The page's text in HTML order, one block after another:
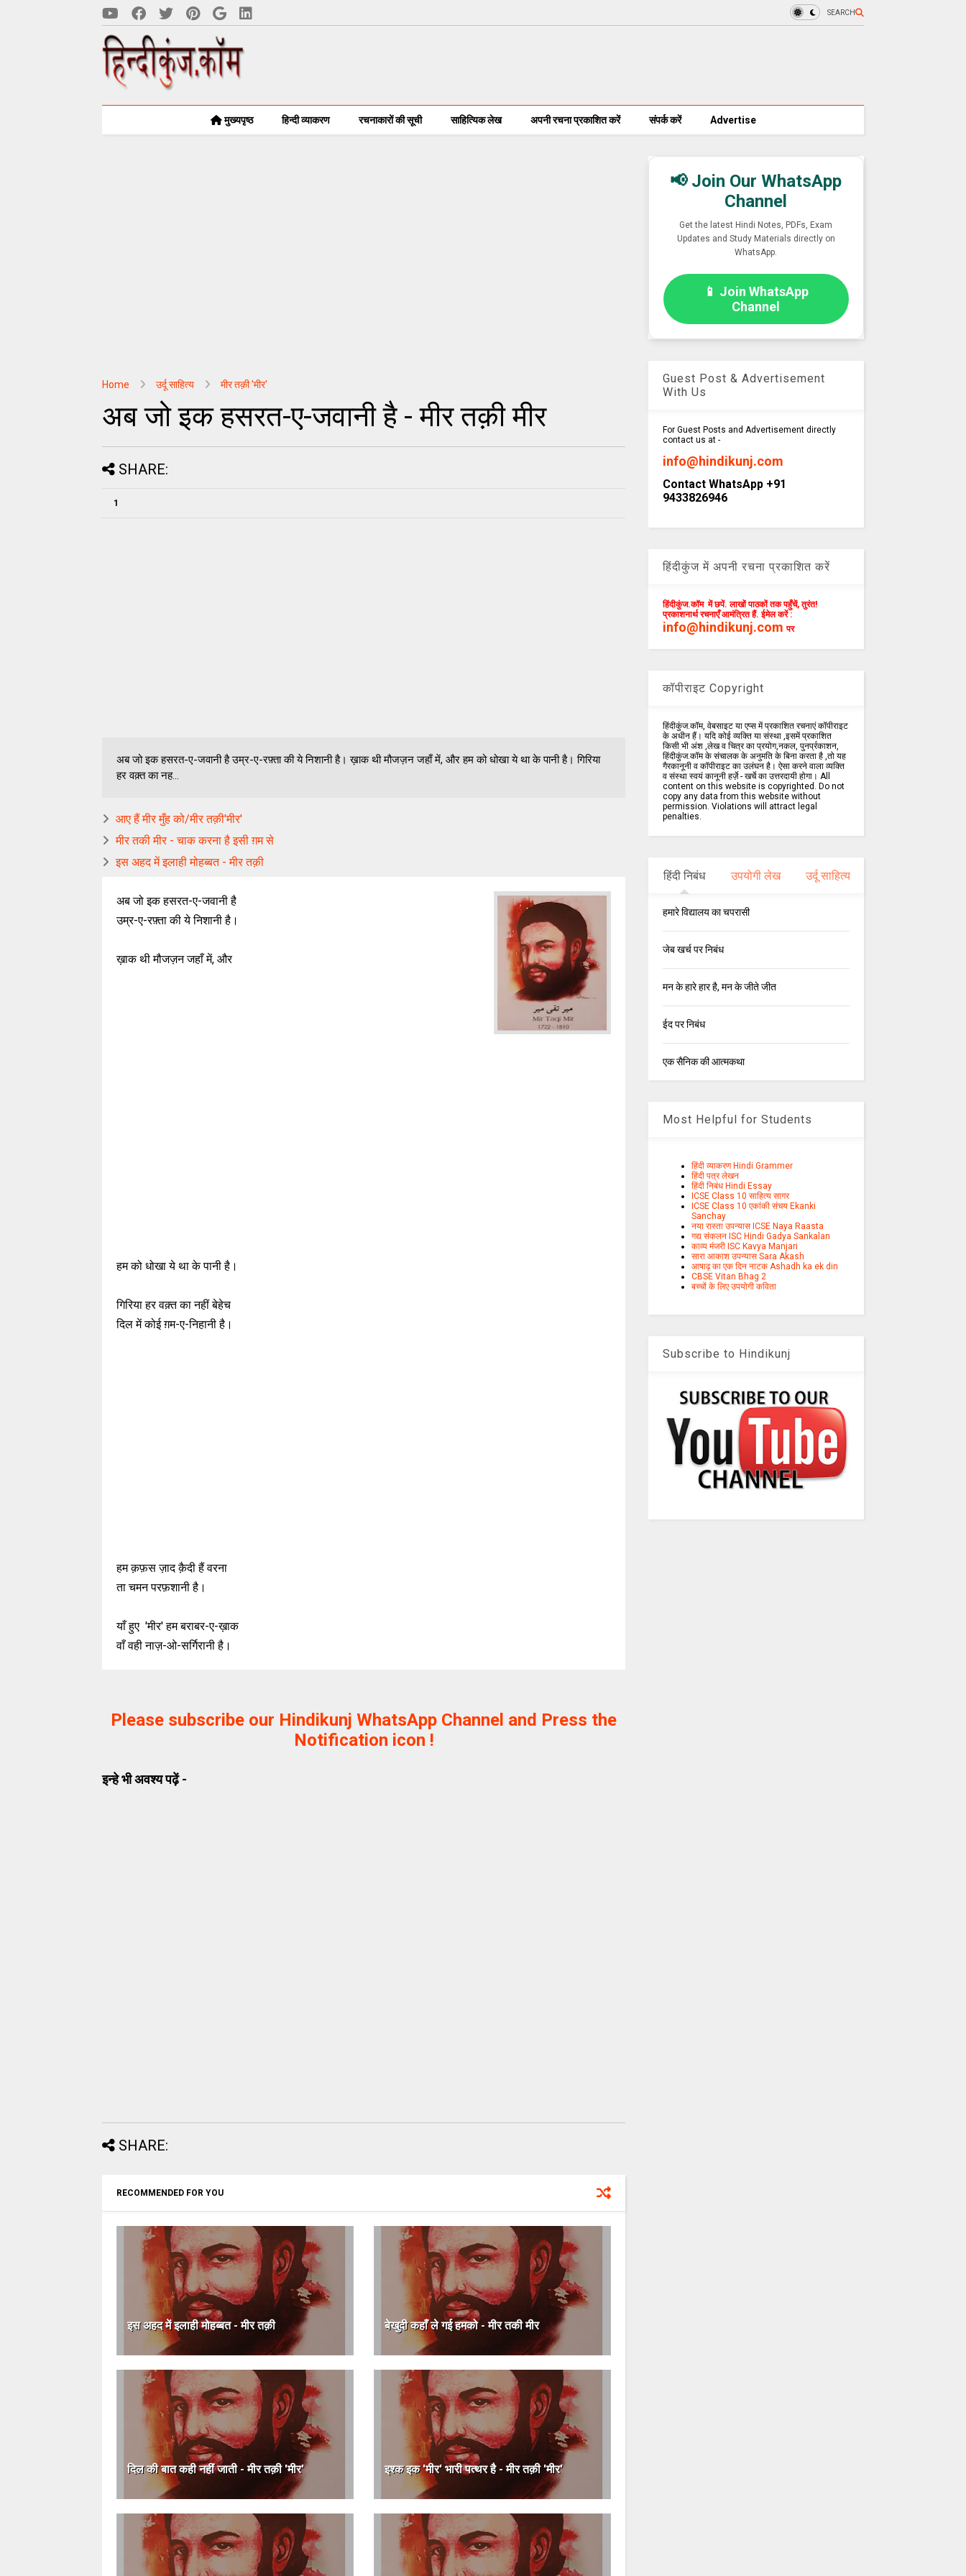
SEARCH
मुख्यपृष्ठ हिन्दी व्याकरण रचनाकारों की सूची साहित्यिक लेख अपनी रचना प्रकाशित करें संपर्क करें Advertise
Home उर्दू साहित्‍य मीर तक़ी 'मीर'
अब जो इक हसरत-ए-जवानी है - मीर तक़ी मीर
SHARE:
1
अब जो इक हसरत-ए-जवानी है उम्र-ए-रफ़्ता की ये निशानी है। ख़ाक थी मौजज़न जहाँ में, और हम को धोखा ये था के पानी है। गिरिया
हर वक़्त का नह...
आए हैं मीर मुँह को/मीर तक़ी'मीर'
मीर तकी मीर - चाक करना है इसी ग़म से
इस अहद में इलाही मोहब्बत - मीर तक़ी
अब जो इक हसरत-ए-जवानी है
उम्र-ए-रफ़्ता की ये निशानी है।
ख़ाक थी मौजज़न जहाँ में, और
हम को धोखा ये था के पानी है।
गिरिया हर वक़्त का नहीं बेहेच
दिल में कोई ग़म-ए-निहानी है।
हम क़फ़स ज़ाद क़ैदी हैं वरना
ता चमन परफ़शानी है।
याँ हुए 'मीर' हम बराबर-ए-ख़ाक
वाँ वही नाज़-ओ-सर्गिरानी है।
Please subscribe our Hindikunj WhatsApp Channel and Press the
Notification icon !
इन्हे भी अवश्य पढ़ें -
SHARE:
RECOMMENDED FOR YOU
इस अहद में इलाही मोहब्बत - मीर तक़ी बेखुदी कहाँ ले गई हमको - मीर तकी मीर
दिल की बात कही नहीं जाती - मीर तक़ी 'मीर' इश्क इक 'मीर' भारी पत्थर है - मीर तक़ी 'मीर'
📢 Join Our WhatsApp
Channel
Get the latest Hindi Notes, PDFs, Exam
Updates and Study Materials directly on
WhatsApp.
📱 Join WhatsApp
Channel
Guest Post & Advertisement
With Us
For Guest Posts and Advertisement directly
contact us at -
info@hindikunj.com
Contact WhatsApp +91
9433826946
हिंदीकुंज में अपनी रचना प्रकाशित करें
हिंदीकुंज.कॉम में छपें. लाखों पाठकों तक पहुँचें, तुरंत!
प्रकाशनार्थ रचनाएँ आमंत्रित हैं. ईमेल करें :
info@hindikunj.com पर
कॉपीराइट Copyright
हिंदीकुंज.कॉम, वेबसाइट या एप्स में प्रकाशित रचनाएं कॉपीराइट
के अधीन हैं। यदि कोई व्यक्ति या संस्था ,इसमें प्रकाशित
किसी भी अंश ,लेख व चित्र का प्रयोग,नकल, पुनर्प्रकाशन,
हिंदीकुंज.कॉम के संचालक के अनुमति के बिना करता है ,तो यह
गैरकानूनी व कॉपीराइट का उलंघन है। ऐसा करने वाला व्यक्ति
व संस्था स्वयं कानूनी हर्ज़े - खर्चे का उत्तरदायी होगा। All
content on this website is copyrighted. Do not
copy any data from this website without
permission. Violations will attract legal
penalties.
हिंदी निबंध उपयोगी लेख उर्दू साहित्य
हमारे विद्यालय का चपरासी
जेब खर्च पर निबंध
मन के हारे हार है, मन के जीते जीत
ईद पर निबंध
एक सैनिक की आत्मकथा
Most Helpful for Students
हिंदी व्याकरण Hindi Grammer
हिंदी पत्र लेखन
हिंदी निबंध Hindi Essay
ICSE Class 10 साहित्य सागर
ICSE Class 10 एकांकी संचय Ekanki
Sanchay
नया रास्ता उपन्यास ICSE Naya Raasta
गद्य संकलन ISC Hindi Gadya Sankalan
काव्य मंजरी ISC Kavya Manjari
सारा आकाश उपन्यास Sara Akash
आषाढ़ का एक दिन नाटक Ashadh ka ek din
CBSE Vitan Bhag 2
बच्चों के लिए उपयोगी कविता
Subscribe to Hindikunj